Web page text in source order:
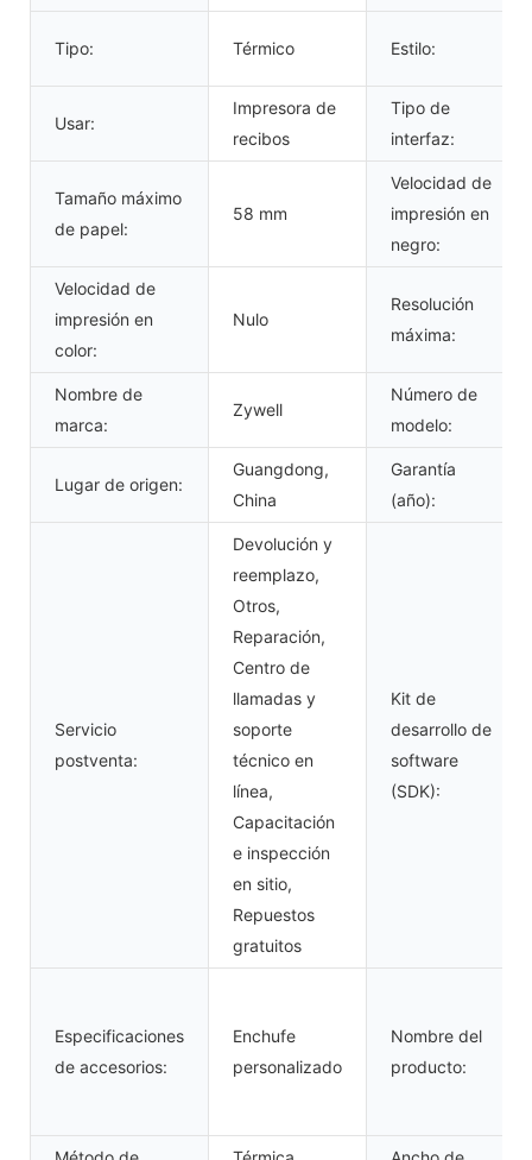
Tipo: Térmico Estilo:
Usar:
Impresora de
recibos
Tipo de
interfaz:
Tamaño máximo
de papel:
58 mm
Velocidad de
impresión en
negro:
Velocidad de
impresión en
color:
Nulo
Resolución
máxima:
Nombre de
marca:
Zywell
Número de
modelo:
Lugar de origen:
Guangdong,
China
Garantía
(año):
Servicio
postventa:
Devolución y
reemplazo,
Otros,
Reparación,
Centro de
llamadas y
soporte
técnico en
línea,
Capacitación
e inspección
en sitio,
Repuestos
gratuitos
Kit de
desarrollo de
software
(SDK):
Especificaciones
de accesorios:
Enchufe
personalizado
Nombre del
producto: